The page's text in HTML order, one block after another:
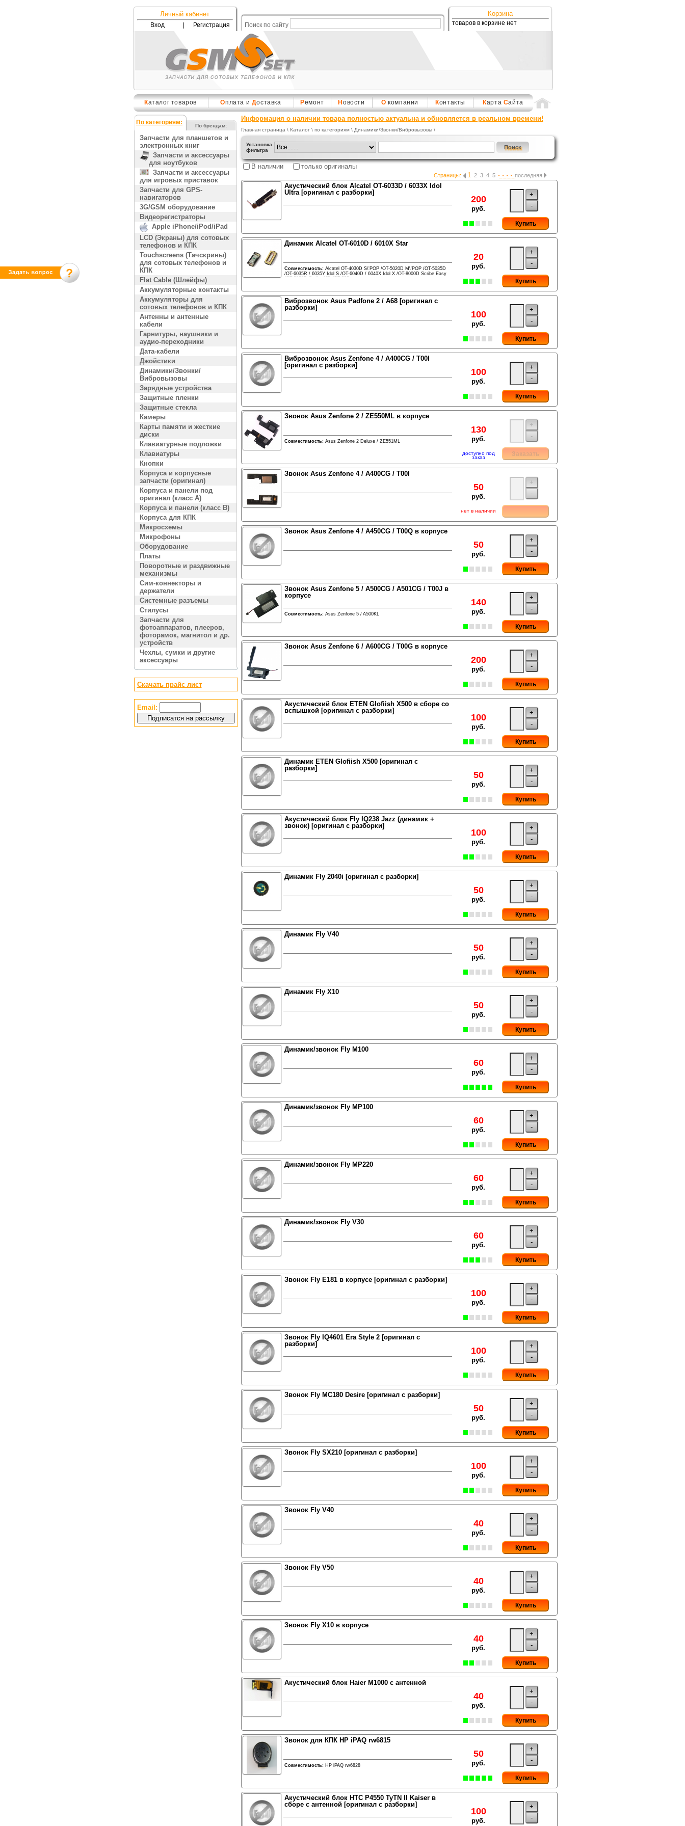
Личный кабинет
Вход Регистрация Поиск по сайту
Корзина
товаров в корзине нет
Каталог товаров Оплата и Доставка Ремонт Н овости О компании Контакты Карта Сайта
По категориям: По брендам:
Запчасти для планшетов и
электронных книг
Запчасти и аксессуары
для ноутбуков
Запчасти и аксессуары
для игровых приставок
Запчасти для GPS-
навигаторов
3G/GSM оборудование
Видеорегистраторы
Apple iPhone/iPod/iPad
LCD (Экраны) для сотовых
телефонов и КПК
Touchscreens (Тачскрины)
для сотовых телефонов и
КПК
Flat Cable (Шлейфы)
Аккумуляторные контакты
Аккумуляторы для
сотовых телефонов и КПК
Антенны и антенные
кабели
Гарнитуры, наушники и
аудио-переходники
Дата-кабели
Джойстики
Динамики/Звонки/
Вибровызовы
Зарядные устройства
Защитные пленки
Защитные стекла
Камеры
Карты памяти и жесткие
диски
Клавиатурные подложки
Клавиатуры
Кнопки
Корпуса и корпусные
запчасти (оригинал)
Корпуса и панели под
оригинал (класс A)
Корпуса и панели (класс B)
Корпуса для КПК
Микросхемы
Микрофоны
Оборудование
Платы
Поворотные и раздвижные
механизмы
Сим-коннекторы и
держатели
Системные разъемы
Стилусы
Запчасти для
фотоаппаратов, плееров,
фоторамок, магнитол и др.
устройств
Чехлы, сумки и другие
аксессуары
Скачать прайс лист
Email:
Информация о наличии товара полностью актуальна и обновляется в реальном времени!
Главная страница \ Каталог\ по категориям \ Динамики/Звонки/Вибровызовы\
Установка
фильтра
В наличии только оригиналы
Страницы: 1 2 3 4 5 последняя
Акустический блок Alcatel OT-6033D / 6033X Idol
Ultra [оригинал с разборки]
200
руб.
+
-
Купить
Динамик Alcatel OT-6010D / 6010X Star
Совместимость: Alcatel OT-4030D S\'POP /OT-5020D M\'POP /OT-5035D
/OT-6035R / 6035Y Idol S /OT-6040D / 6040X Idol X /OT-8000D Scribe Easy
/OT-8008D Scribe HD /OT-993
20
руб.
+
-
Купить
Виброзвонок Asus Padfone 2 / A68 [оригинал с
разборки]
100
руб.
+
-
Купить
Виброзвонок Asus Zenfone 4 / A400CG / T00I
[оригинал с разборки]
100
руб.
+
-
Купить
Звонок Asus Zenfone 2 / ZE550ML в корпусе
Совместимость: Asus Zenfone 2 Deluxe / ZE551ML
130
руб.
доступно под
заказ
+
-
Заказать
Звонок Asus Zenfone 4 / A400CG / T00I
50
руб.
нет в наличии
+
-
Звонок Asus Zenfone 4 / A450CG / T00Q в корпусе
50
руб.
+
-
Купить
Звонок Asus Zenfone 5 / A500CG / A501CG / T00J в
корпусе
Совместимость: Asus Zenfone 5 / A500KL
140
руб.
+
-
Купить
Звонок Asus Zenfone 6 / A600CG / T00G в корпусе
200
руб.
+
-
Купить
Акустический блок ETEN Glofiish X500 в сборе со
вспышкой [оригинал с разборки]
100
руб.
+
-
Купить
Динамик ETEN Glofiish X500 [оригинал с
разборки]
50
руб.
+
-
Купить
Акустический блок Fly IQ238 Jazz (динамик +
звонок) [оригинал с разборки]
100
руб.
+
-
Купить
Динамик Fly 2040i [оригинал с разборки]
50
руб.
+
-
Купить
Динамик Fly V40
50
руб.
+
-
Купить
Динамик Fly X10
50
руб.
+
-
Купить
Динамик/звонок Fly M100
60
руб.
+
-
Купить
Динамик/звонок Fly MP100
60
руб.
+
-
Купить
Динамик/звонок Fly MP220
60
руб.
+
-
Купить
Динамик/звонок Fly V30
60
руб.
+
-
Купить
Звонок Fly E181 в корпусе [оригинал с разборки]
100
руб.
+
-
Купить
Звонок Fly IQ4601 Era Style 2 [оригинал с
разборки]
100
руб.
+
-
Купить
Звонок Fly MC180 Desire [оригинал с разборки]
50
руб.
+
-
Купить
Звонок Fly SX210 [оригинал с разборки]
100
руб.
+
-
Купить
Звонок Fly V40
40
руб.
+
-
Купить
Звонок Fly V50
40
руб.
+
-
Купить
Звонок Fly X10 в корпусе
40
руб.
+
-
Купить
Акустический блок Haier M1000 с антенной
40
руб.
+
-
Купить
Звонок для КПК HP iPAQ rw6815
Совместимость: HP iPAQ rw6828
50
руб.
+
-
Купить
Акустический блок HTC P4550 TyTN II Kaiser в
сборе с антенной [оригинал с разборки]
100
руб.
+
-